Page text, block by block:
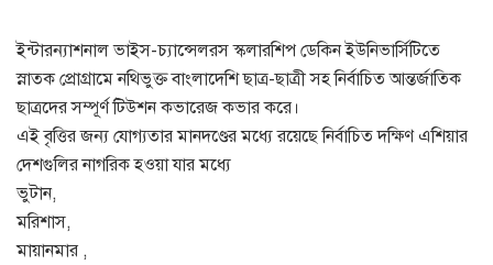
ইন্টারন্যাশনাল ভাইস-চ্যান্সেলরস স্কলারশিপ ডেকিন ইউনিভার্সিটিতে
স্নাতক প্রোগ্রামে নথিভুক্ত বাংলাদেশি ছাত্র-ছাত্রী সহ নির্বাচিত আন্তর্জাতিক
ছাত্রদের সম্পূর্ণ টিউশন কভারেজ কভার করে।
এই বৃত্তির জন্য যোগ্যতার মানদণ্ডের মধ্যে রয়েছে নির্বাচিত দক্ষিণ এশিয়ার
দেশগুলির নাগরিক হওয়া যার মধ্যে
ভুটান,
মরিশাস,
মায়ানমার ,